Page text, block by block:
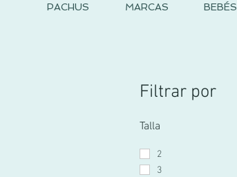
PACHUS MARCAS BEBÉS
Filtrar por
Talla
2
3